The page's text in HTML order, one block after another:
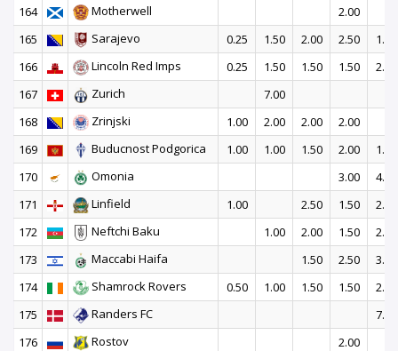
164
Motherwell
2.00
165
Sarajevo 0.25 1.50 2.00 2.50
1.00
166
Lincoln Red Imps 0.25 1.50 1.50 1.50
2.50
167
Zurich
7.00
168
Zrinjski 1.00 2.00 2.00
2.00
169
Buducnost Podgorica 1.00 1.00 1.50 2.00
1.50
170
Omonia 3.00
4.00
171
Linfield 1.00 2.50 1.50
2.00
172
Neftchi Baku 1.00 2.00 1.50
2.50
173
Maccabi Haifa 1.50 2.50
3.00
174
Shamrock Rovers 0.50 1.00 1.50 1.50
2.50
175
Randers FC
7.00
176
Rostov
2.00